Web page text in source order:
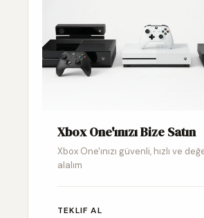
Xbox One'ınızı Bize Satın
Xbox One'ınızı güvenli, hızlı ve
alalım
TEKLIF AL